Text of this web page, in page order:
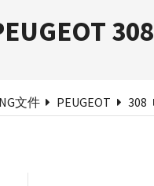
308
文件 PEUGEOT 308